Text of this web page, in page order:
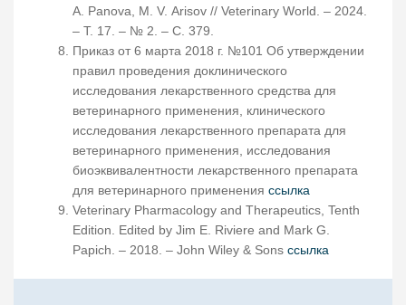
A. Panova, M. V. Arisov // Veterinary World. – 2024.
– Т. 17. – № 2. – С. 379.
Приказ от 6 марта 2018 г. №101 Об утверждении
правил проведения доклинического
исследования лекарственного средства для
ветеринарного применения, клинического
исследования лекарственного препарата для
ветеринарного применения, исследования
биоэквивалентности лекарственного препарата
для ветеринарного применения ссылка
Veterinary Pharmacology and Therapeutics, Tenth
Edition. Edited by Jim E. Riviere and Mark G.
Papich. – 2018. – John Wiley & Sons ссылка